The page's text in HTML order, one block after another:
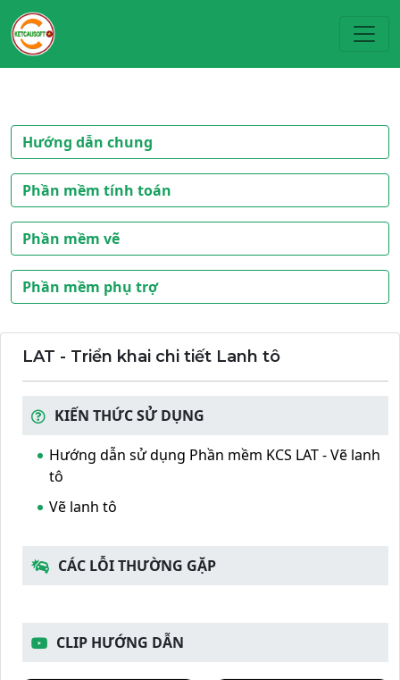
Hướng dẫn chung
Phần mềm tính toán
Phần mềm vẽ
Phần mềm phụ trợ
LAT - Triển khai chi tiết Lanh tô
KIẾN THỨC SỬ DỤNG
Hướng dẫn sử dụng Phần mềm KCS LAT - Vẽ lanh
tô
Vẽ lanh tô
CÁC LỖI THƯỜNG GẶP
CLIP HƯỚNG DẪN